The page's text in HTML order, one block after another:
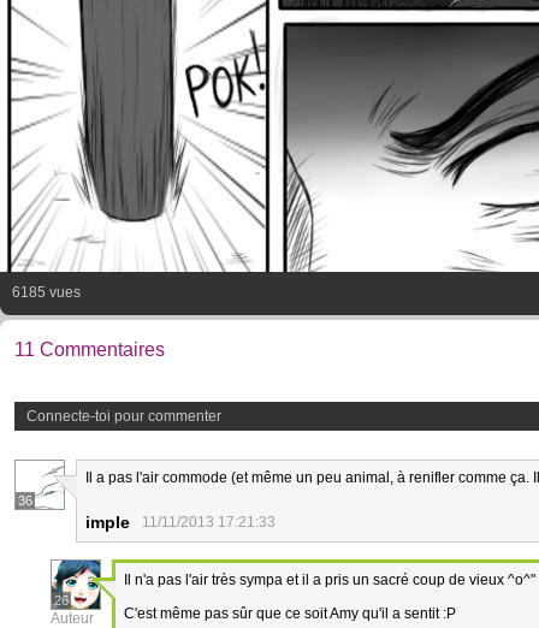
6185 vues
11 Commentaires
Connecte-toi pour commenter
36
Il a pas l'air commode (et même un peu animal, à renifler comme
imple 11/11/2013 17:21:33
26
Auteur
Il n'a pas l'air très sympa et il a pris un sacré coup de vieux
C'est même pas sûr que ce soit Amy qu'il a sentit :P